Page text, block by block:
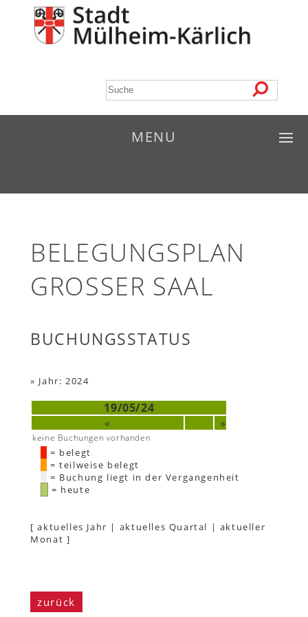
MENU
BELEGUNGSPLAN
GROSSER SAAL
BUCHUNGSSTATUS
» Jahr: 2024
19/05/24
«
»
keine Buchungen vorhanden
= belegt
= teilweise belegt
= Buchung liegt in der Vergangenheit
= heute
[aktuelles Jahr | aktuelles Quartal | aktueller
Monat ]
zurück